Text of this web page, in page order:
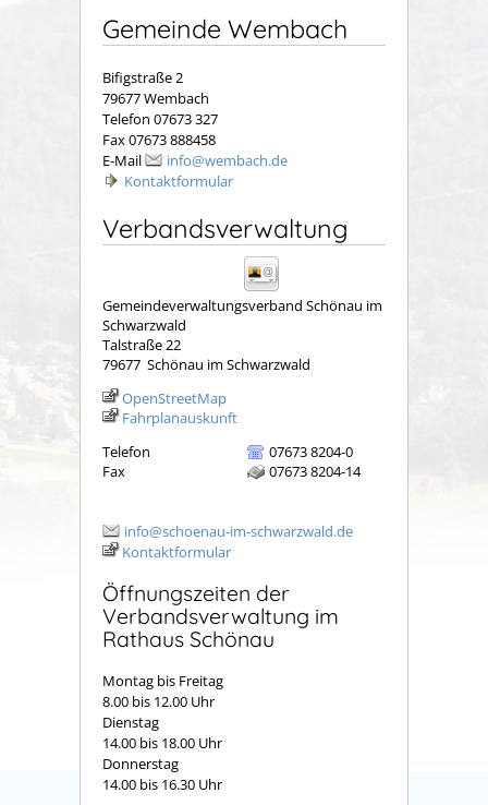
Gemeinde Wembach
Bifigstraße 2
79677 Wembach
Telefon 07673 327
Fax 07673 888458
E-Mail
info@wembach.de
Kontaktformular
Verbandsverwaltung
Gemeindeverwaltungsverband Schönau im
Schwarzwald
Talstraße 22
79677 Schönau im Schwarzwald
OpenStreetMap
Fahrplanauskunft
Telefon
07673 8204-0
Fax
07673 8204-14
info@schoenau-im-schwarzwald.de
Kontaktformular
Öffnungszeiten der
Verbandsverwaltung im
Rathaus Schönau
Montag bis Freitag
8.00 bis 12.00 Uhr
Dienstag
14.00 bis 18.00 Uhr
Donnerstag
14.00 bis 16.30 Uhr